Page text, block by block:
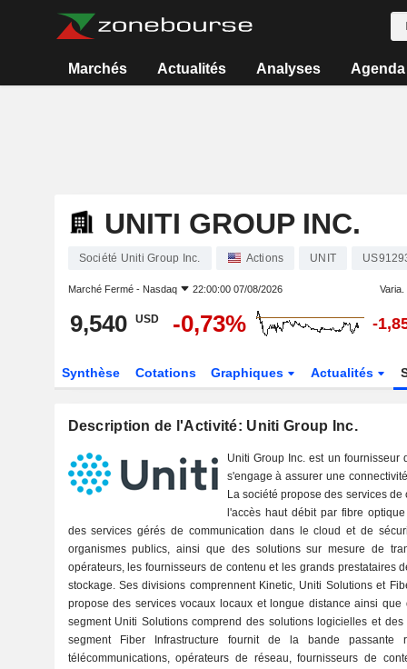
Marchés Actualités Analyses Agenda
UNITI GROUP INC.
Société Uniti Group Inc. Actions UNIT
Marché Fermé - Nasdaq 22:00:00 07/08/2026 Varia.
9,540 USD -0,73% -
Synthèse Cotations Graphiques Actualités
Description de l'Activité: Uniti Group Inc.
Uniti Group Inc. est un
s'engage à assurer une
La société propose des services
l'accès haut débit par fibre
des services gérés de communication dans le cloud et de
organismes publics, ainsi que des solutions sur mesure de
opérateurs, les fournisseurs de contenu et les grands prestataires
stockage. Ses divisions comprennent Kinetic, Uniti Solutions et
propose des services vocaux locaux et longue distance ainsi que
segment Uniti Solutions comprend des solutions logicielles et
segment Fiber Infrastructure fournit de la bande passante
télécommunications, opérateurs de réseau, fournisseurs de